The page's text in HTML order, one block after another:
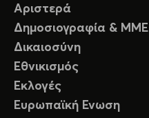
Αριστερά
Δημοσιογραφία & ΜΜΕ
Δικαιοσύνη
Εθνικισμός
Εκλογές
Ευρωπαϊκή Ενωση